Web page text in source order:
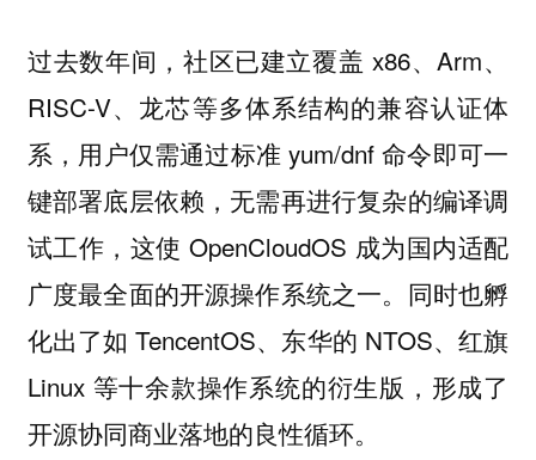
过去数年间，社区已建立覆盖 x86、Arm、
RISC-V、龙芯等多体系结构的兼容认证体
系，用户仅需通过标准 yum/dnf 命令即可一
键部署底层依赖，无需再进行复杂的编译调
试工作，这使 OpenCloudOS 成为国内适配
广度最全面的开源操作系统之一。同时也孵
化出了如 TencentOS、东华的 NTOS、红旗
Linux 等十余款操作系统的衍生版，形成了
开源协同商业落地的良性循环。